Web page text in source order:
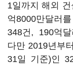
1일까지 해외
억8000만달러
348건, 190억
다만 2019년부
31일 기준)인